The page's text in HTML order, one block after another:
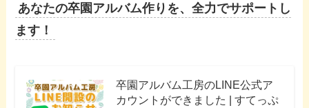
あなたの卒園アルバム作りを、全力でサポートし
ます！
卒園アルバム工房のLINE公式ア
カウントができました | すてっぷ